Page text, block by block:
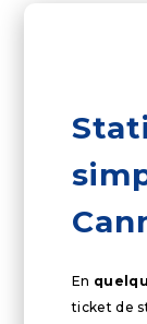
En
ticket de